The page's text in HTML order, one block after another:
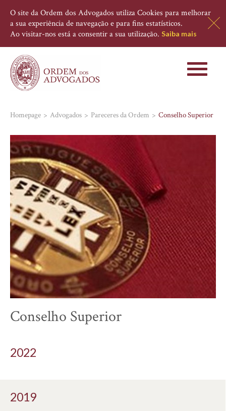
O site da Ordem dos Advogados utiliza Cookies para melhorar
a sua experiência de navegação e para fins estatísticos.
Ao visitar-nos está a consentir a sua utilização. Saiba mais
Toggle
Homepage Advogados Pareceres da Ordem Conselho Superior
Conselho Superior
2022
2019